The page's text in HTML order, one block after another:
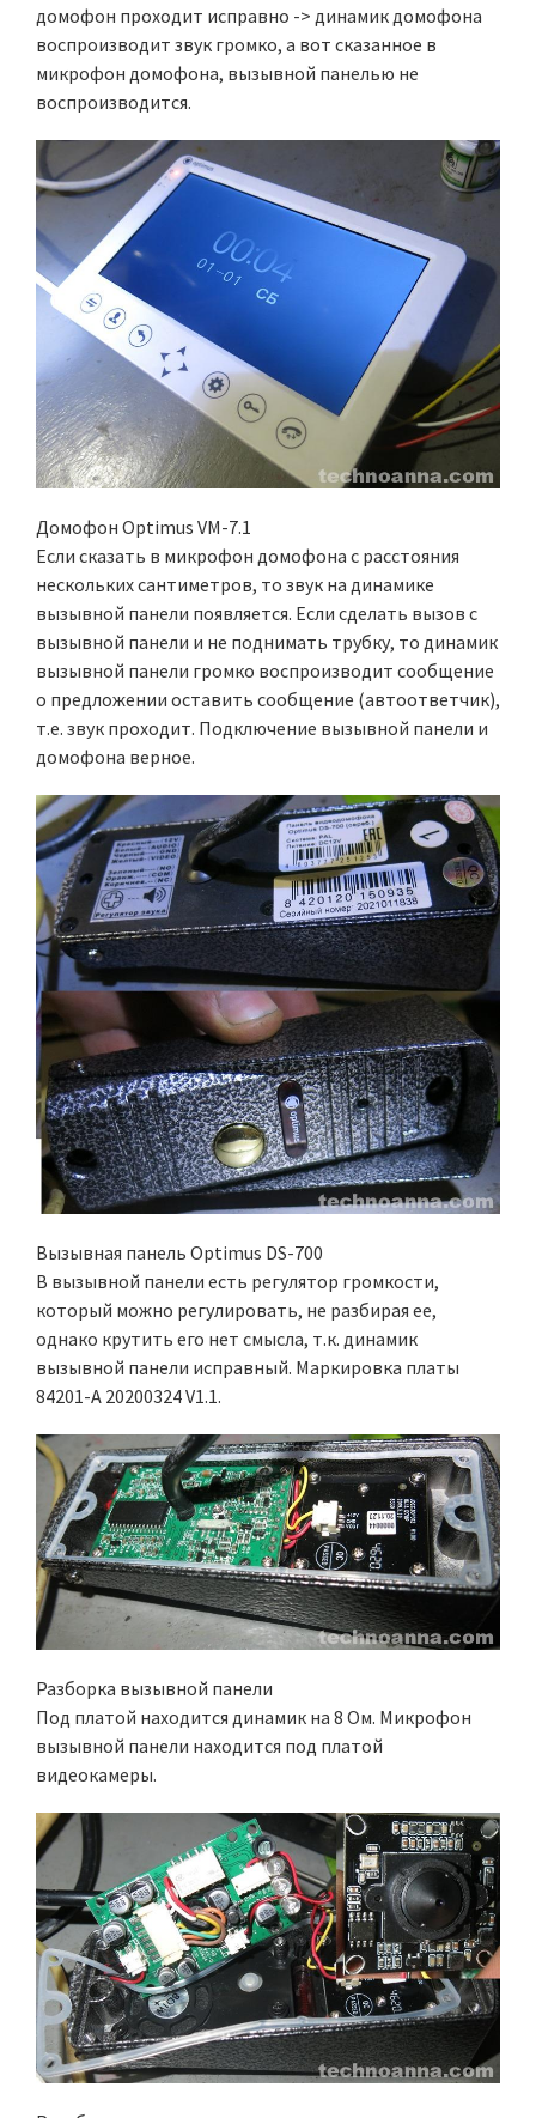
домофон проходит исправно -> динамик домофона
воспроизводит звук громко, а вот сказанное в
микрофон домофона, вызывной панелью не
воспроизводится.
Домофон Optimus VM-7.1
Если сказать в микрофон домофона с расстояния
нескольких сантиметров, то звук на динамике
вызывной панели появляется. Если сделать вызов с
вызывной панели и не поднимать трубку, то динамик
вызывной панели громко воспроизводит сообщение
о предложении оставить сообщение (автоответчик),
т.е. звук проходит. Подключение вызывной панели и
домофона верное.
Вызывная панель Optimus DS-700
В вызывной панели есть регулятор громкости,
который можно регулировать, не разбирая ее,
однако крутить его нет смысла, т.к. динамик
вызывной панели исправный. Маркировка платы
84201-A 20200324 V1.1.
Разборка вызывной панели
Под платой находится динамик на 8 Ом. Микрофон
вызывной панели находится под платой
видеокамеры.